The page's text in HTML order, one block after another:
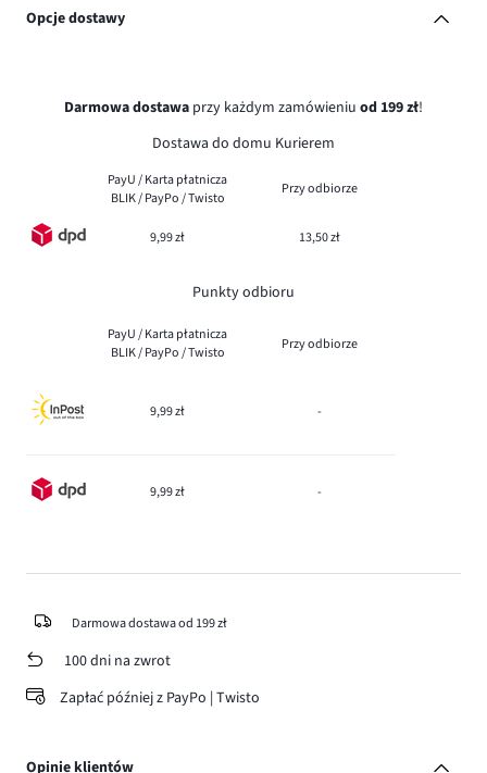
Opcje dostawy
Darmowa dostawa przy każdym zamówieniu od 199 zł!
Dostawa do domu Kurierem
PayU / Karta płatnicza
BLIK / PayPo / Twisto
Przy odbiorze
9,99 zł 13,50 zł
Punkty odbioru
PayU / Karta płatnicza
BLIK / PayPo / Twisto
Przy odbiorze
9,99 zł -
9,99 zł -
Darmowa dostawa od 199 zł
100 dni na zwrot
Zapłać później z PayPo | Twisto
Opinie klientów